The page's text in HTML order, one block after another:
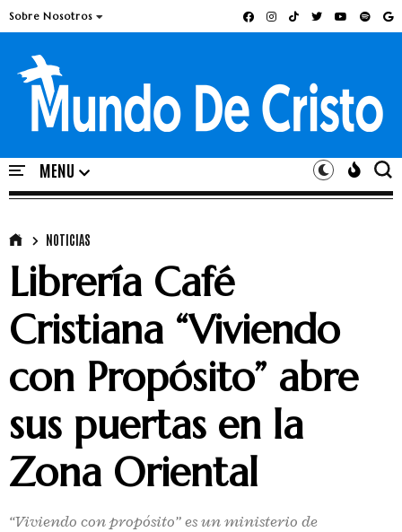
Sobre Nosotros
NOTICIAS
Librería Café
Cristiana “Viviendo
con Propósito” abre
sus puertas en la
Zona Oriental
“Viviendo con propósito” es un ministerio de